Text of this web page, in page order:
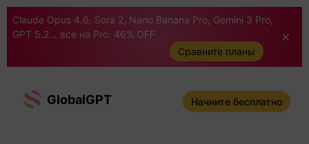
Claude Opus 4.6, Sora 2, Nano Banana Pro, Gemini 3 Pro,
GPT 5.2... все на Pro. 46% OFF
Сравните планы
GlobalGPT Начните бесплатно